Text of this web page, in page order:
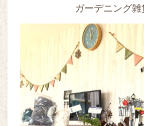
ガーデニング